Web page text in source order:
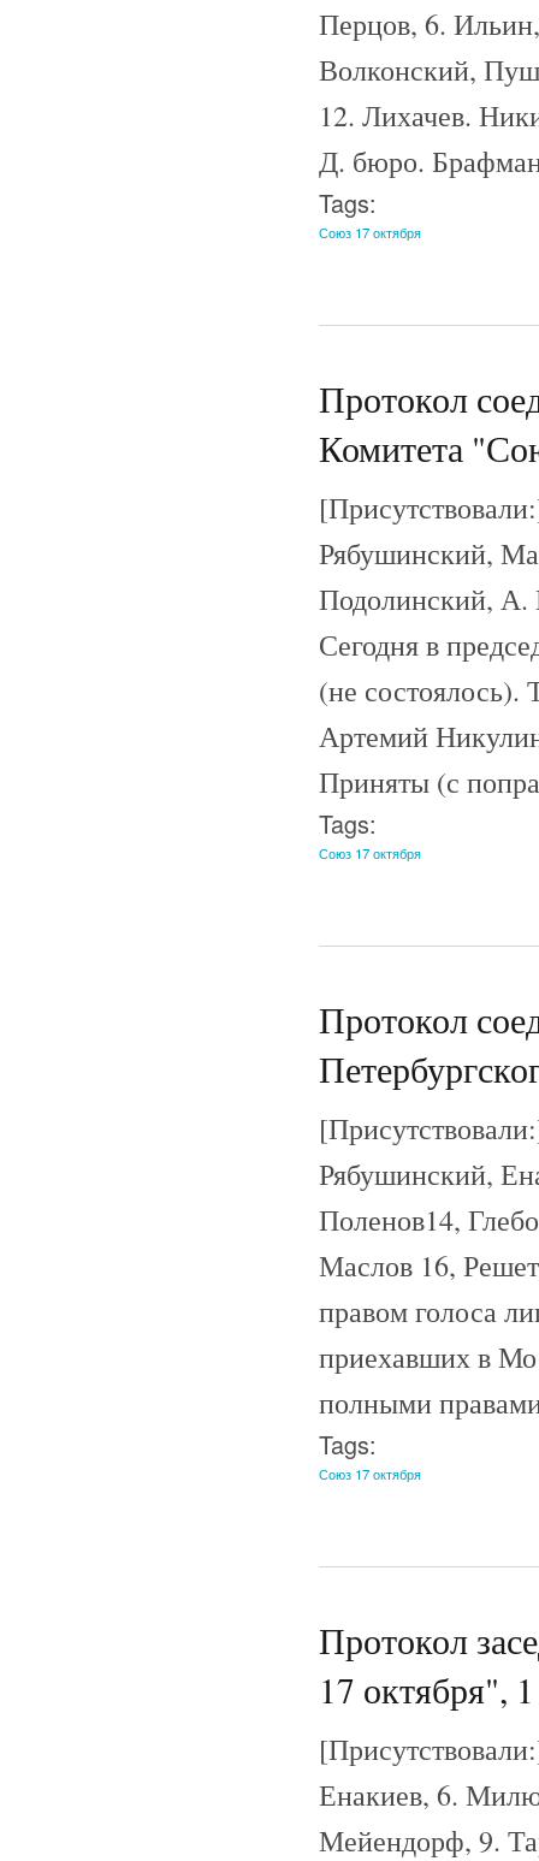
Перцов, 6.
Волконский,
12. Лихачев.
Д. бюро.
Tags:
Союз 17 октября
Протокол
Комитета
Рябушинский,
Подолинский, А.
Сегодня в
(не
Артемий
Приняты (с
Tags:
Союз 17 октября
Протокол
Рябушинский,
Поленов14,
Маслов 16,
правом голоса
приехавших в
полными
Tags:
Союз 17 октября
Протокол
17 октября",
Енакиев, 6.
Мейендорф, 9.